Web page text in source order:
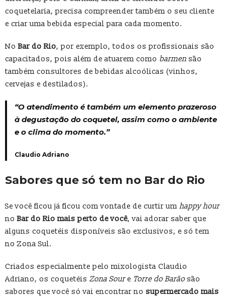
coquetelaria, precisa compreender também o seu cliente
e criar uma bebida especial para cada momento.
NoBar do Rio, por exemplo, todos os profissionais são
capacitados, pois além de atuarem como barmen são
também consultores de bebidas alcoólicas (vinhos,
cervejas e destilados).
“O atendimento é também um elemento prazeroso
à degustação do coquetel, assim como o ambiente
e o clima do momento.”
Claudio Adriano
Sabores que só tem no Bar do Rio
Se você ficou já ficou com vontade de curtir um happy hour
noBar do Rio mais perto de você, vai adorar saber que
alguns coquetéis disponíveis são exclusivos, e só tem
no Zona Sul.
Criados especialmente pelo mixologista Claudio
Adriano, os coquetéis Zona Soure Torre do Barão são
sabores que você só vai encontrar no supermercado mais